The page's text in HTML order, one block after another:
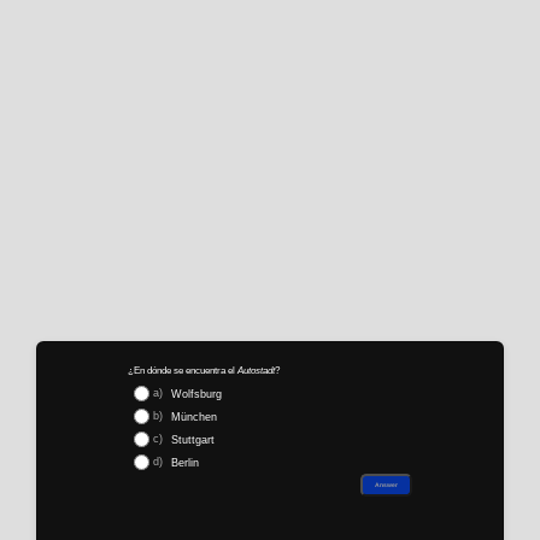
¿En dónde se encuentra elAutostadt?
a)
Wolfsburg
b)
München
c)
Stuttgart
d)
Berlin